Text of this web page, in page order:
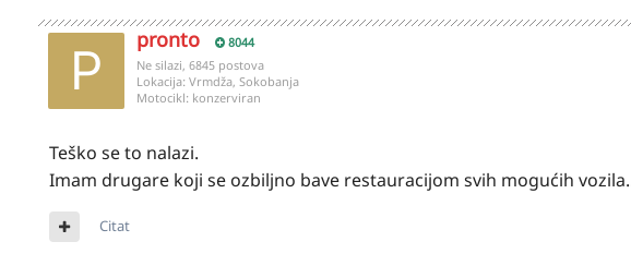
pronto 8044
Ne silazi, 6845 postova
Lokacija: Vrmdža, Sokobanja
Motocikl: konzerviran
Teško se to nalazi.
Imam drugare koji se ozbiljno bave restauracijom svih mogućih
Citat